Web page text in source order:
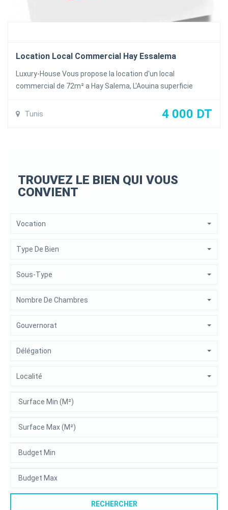
Location Local Commercial Hay Essalema
Luxury-House Vous propose la location d'un local
commercial de 72m² a Hay Salema, L'Aouina superficie
contacter 99 308 359 / 70 727 510 / 99 181 309
Tunis 4 000 DT
TROUVEZ LE BIEN QUI VOUS
CONVIENT
Vocation
Type De Bien
Sous-Type
Nombre De Chambres
Gouvernorat
Délégation
Localité
RECHERCHER